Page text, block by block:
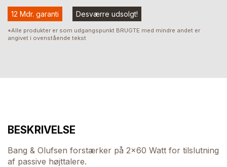
12 Mdr. garanti Desværre udsolgt!
*Alle produkter er som udgangspunkt BRUGTE med mindre andet er
angivet i ovenstående tekst
BESKRIVELSE
Bang & Olufsen forstærker på 2x60 Watt for tilslutning
af passive højttalere.